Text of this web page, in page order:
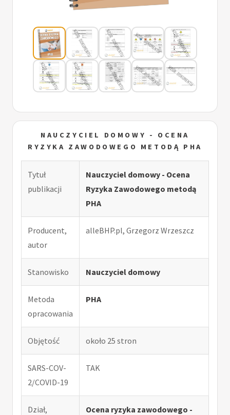
NAUCZYCIEL DOMOWY - OCENA
RYZYKA ZAWODOWEGO METODĄ PHA
Tytuł
publikacji
Nauczyciel domowy - Ocena
Ryzyka Zawodowego metodą
PHA
Producent,
autor
alleBHP.pl, Grzegorz Wrzeszcz
Stanowisko Nauczyciel domowy
Metoda
opracowania
PHA
Objętość około 25 stron
SARS-COV-
2/COVID-19
TAK
Dział,
Ocena ryzyka zawodowego -